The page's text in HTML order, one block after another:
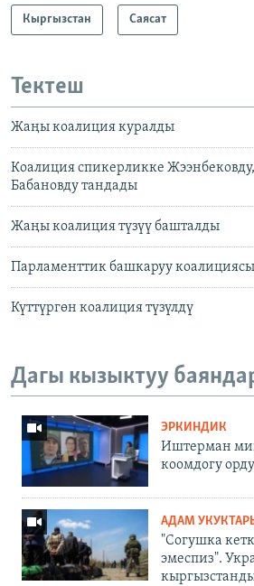
Кыргызстан Саясат
Тектеш
Жаңы коалиция куралды
Коалиция спикерликке
Бабановду тандады
Жаңы коалиция түзүү башталды
Парламенттик башкаруу коалициясы
Күттүргөн коалиция түзүлдү
Дагы кызыктуу
ЭРКИНДИК
Иштерман
коомдогу
АДАМ
"Согушка
эмеспиз".